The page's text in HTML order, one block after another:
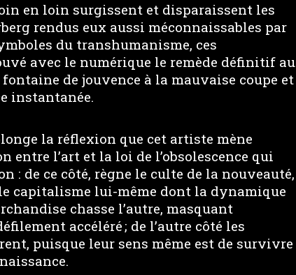
en loin surgissent et disparaissent les
rendus eux aussi méconnaissables par
du transhumanisme, ces
avec le numérique le remède définitif au
de jouvence à la mauvaise coupe et
instantanée.
la réflexion que cet artiste mène
entre l’art et la loi de l’obsolescence qui
: de ce côté, règne le culte de la nouveauté,
capitalisme lui-même dont la dynamique
chasse l’autre, masquant
accéléré ; de l’autre côté les
puisque leur sens même est de survivre